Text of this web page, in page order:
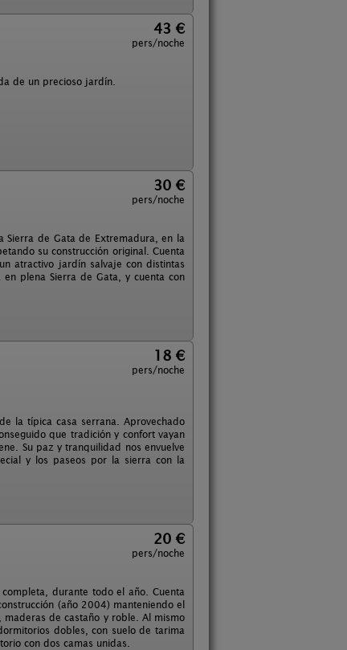
43 €
pers/noche
de un precioso jardín.
30 €
pers/noche
Sierra de Gata de Extremadura, en la
su construcción original. Cuenta
atractivo jardín salvaje con distintas
plena Sierra de Gata, y cuenta con
18 €
pers/noche
la típica casa serrana. Aprovechado
que tradición y confort vayan
Su paz y tranquilidad nos envuelve
y los paseos por la sierra con la
20 €
pers/noche
durante todo el año. Cuenta
(año 2004) manteniendo el
de castaño y roble. Al mismo
dobles, con suelo de tarima
con dos camas unidas.